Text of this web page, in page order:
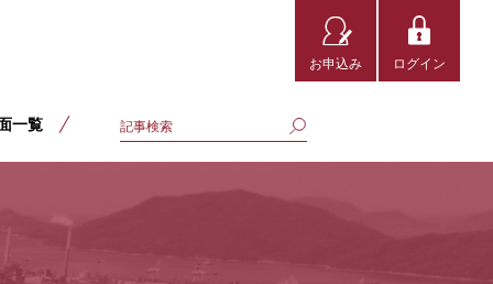
お申込み ログイン
一覧